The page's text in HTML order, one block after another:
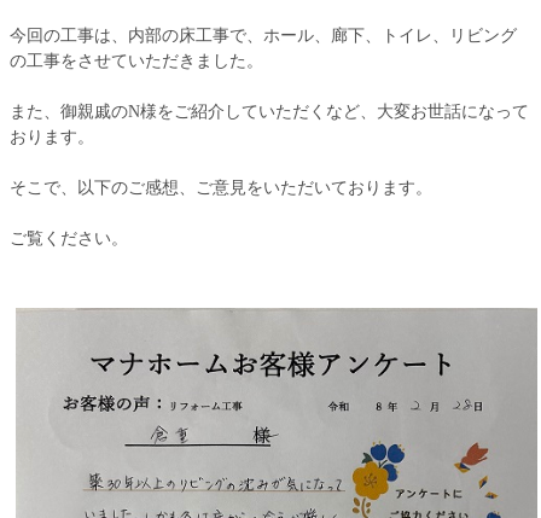
今回の工事は、内部の床工事で、ホール、廊下、トイレ、リビング
の工事をさせていただきました。
また、御親戚のN様をご紹介していただくなど、大変お世話になって
おります。
そこで、以下のご感想、ご意見をいただいております。
ご覧ください。